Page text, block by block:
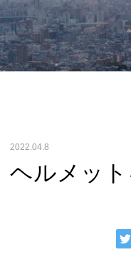
2022.04.8
ヘルメッ